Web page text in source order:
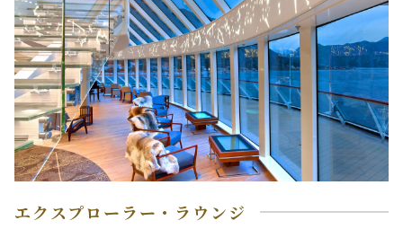
エクスプローラー・ラウンジ